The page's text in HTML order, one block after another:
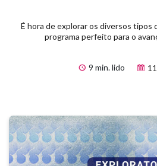
É hora de explorar os diversos tipos
programa perfeito para o
9 min. lido